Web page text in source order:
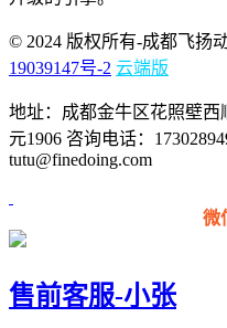
© 2024 版权所有-成都飞扬
19039147号-2 云端版
地址：成都金牛区花照壁西
元1906 咨询电话：
tutu@finedoing.com
微
售前客服-小张